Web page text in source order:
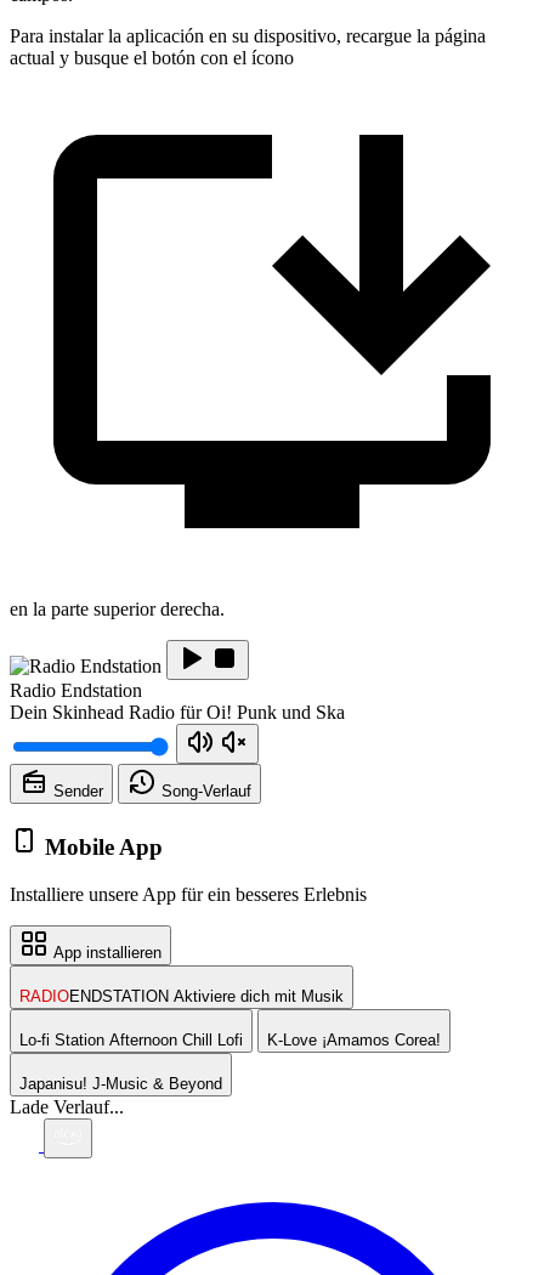
Para instalar la aplicación en su dispositivo, recargue la página
actual y busque el botón con el ícono
en la parte superior derecha.
Radio Endstation
Dein Skinhead Radio für Oi! Punk und Ska
Sender Song-Verlauf
Mobile App
Installiere unsere App für ein besseres Erlebnis
App installieren
RADIOENDSTATION Aktiviere dich mit Musik
Lo-fi Station Afternoon Chill Lofi K-Love ¡Amamos Corea!
Japanisu! J-Music & Beyond
Lade Verlauf...